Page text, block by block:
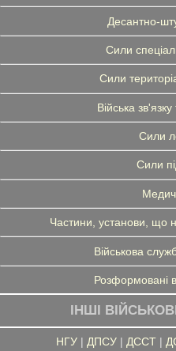
Десантно-
Сили
Сили
Війська
Сили
Сили
Частини, установи, що
Військова
Розформовані
ІНШІ
НГУ| ДПСУ| ДССТ|